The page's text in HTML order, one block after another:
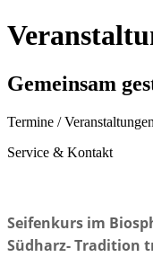
Gemeinsam
Termine / Veranstaltungen
Service & Kontakt
Seifenkurs im
Südharz-